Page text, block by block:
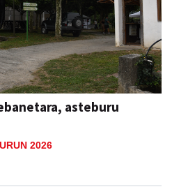
asteburu
2026